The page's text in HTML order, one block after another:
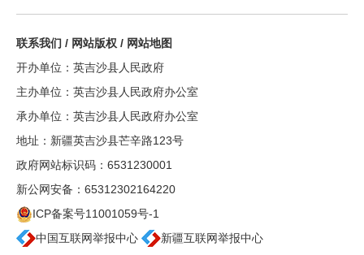
联系我们 / 网站版权 / 网站地图
开办单位：英吉沙县人民政府
主办单位：英吉沙县人民政府办公室
承办单位：英吉沙县人民政府办公室
地址：新疆英吉沙县芒辛路123号
政府网站标识码：6531230001
新公网安备：65312302164220
ICP备案号11001059号-1
中国互联网举报中心
新疆互联网举报中心